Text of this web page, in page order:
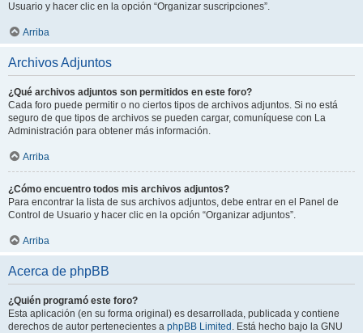
Usuario y hacer clic en la opción “Organizar suscripciones”.
Arriba
Archivos Adjuntos
¿Qué archivos adjuntos son permitidos en este foro?
Cada foro puede permitir o no ciertos tipos de archivos adjuntos. Si no está
seguro de que tipos de archivos se pueden cargar, comuníquese con La
Administración para obtener más información.
Arriba
¿Cómo encuentro todos mis archivos adjuntos?
Para encontrar la lista de sus archivos adjuntos, debe entrar en el Panel de
Control de Usuario y hacer clic en la opción “Organizar adjuntos”.
Arriba
Acerca de phpBB
¿Quién programó este foro?
Esta aplicación (en su forma original) es desarrollada, publicada y contiene
derechos de autor pertenecientes a phpBB Limited . Está hecho bajo la GNU